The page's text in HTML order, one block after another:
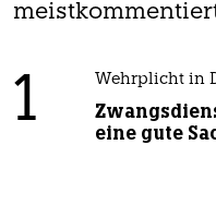
1 Wehrplicht in
eine gute